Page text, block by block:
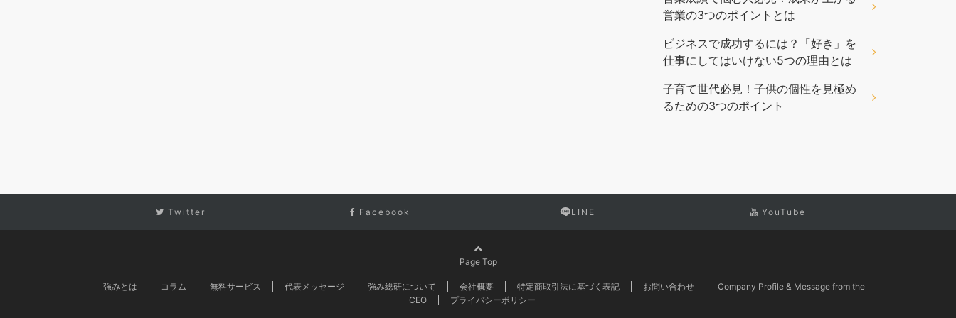
営業の3つのポイントとは
ビジネスで成功するには？「好き」を
仕事にしてはいけない5つの理由とは
子育て世代必見！子供の個性を見極め
るための3つのポイント
Twitter Facebook LINE YouTube
Page Top
強みとは コラム 無料サービス 代表メッセージ 強み総研について 会社概要 特定商取引法に基づく表記 お問い合わせ
Company Profile & Message from the
CEO
プライバシーポリシー